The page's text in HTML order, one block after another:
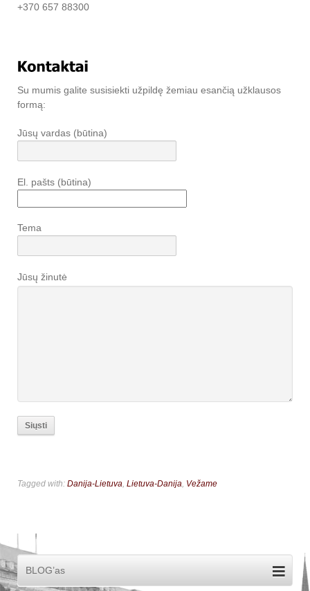
+370 657 88300
Su mumis galite susisiekti užpildę žemiau esančią užklausos
formą:
Jūsų vardas (būtina)
El. pašts (būtina)
Tema
Jūsų žinutė
Tagged with: Danija-Lietuva, Lietuva-Danija, Vežame